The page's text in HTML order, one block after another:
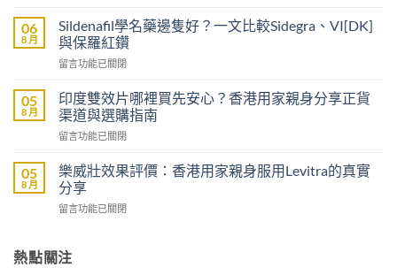
以
買
到
威
鋼
嗎？
港
士
購
買
讀
的
威
大
樂
威
評
價：
雙
效
勃
加
時
香
06
8 月
Sildenafil學名藥邊隻好？一文比較Sidegra、VI[DK]
與保羅紅鑽
在
學
名
藥
邊
好？
一
文
比
VI[DK]
留言功能已關閉
05
8 月
印度雙效片哪裡買先安心？香港用家親身分享正貨
渠道與選購指南
在
度
雙
效
片
買
留言功能已關閉
05
8 月
樂威壯效果評價：香港用家親身服用Levitra的真實
分享
在
壯
效
留言功能已關閉
熱點關注